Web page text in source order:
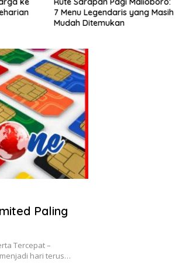
Menu Legendaris yang Masih
Mudah Ditemukan
Paling
Tercepat –
hari terus…